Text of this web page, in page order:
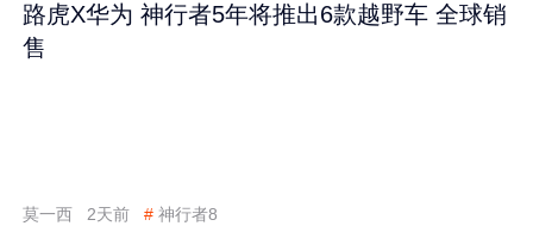
路虎X华为 神行者5年将推出6款越野车 全球销
售
莫一西 2天前 # 神行者8